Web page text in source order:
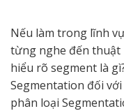
Nếu làm trong lĩnh
từng nghe đến thuật
hiểu rõ segment là
Segmentation đối
phân loại